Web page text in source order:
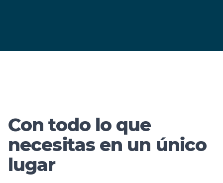
Con todo lo que
necesitas en un único
lugar